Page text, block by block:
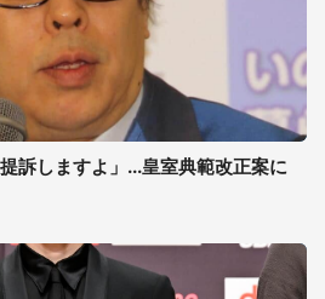
訴しますよ」...皇室典範改正案に